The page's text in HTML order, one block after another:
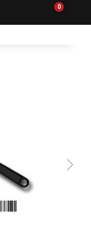
0
Reservdelar
Sprängskisser